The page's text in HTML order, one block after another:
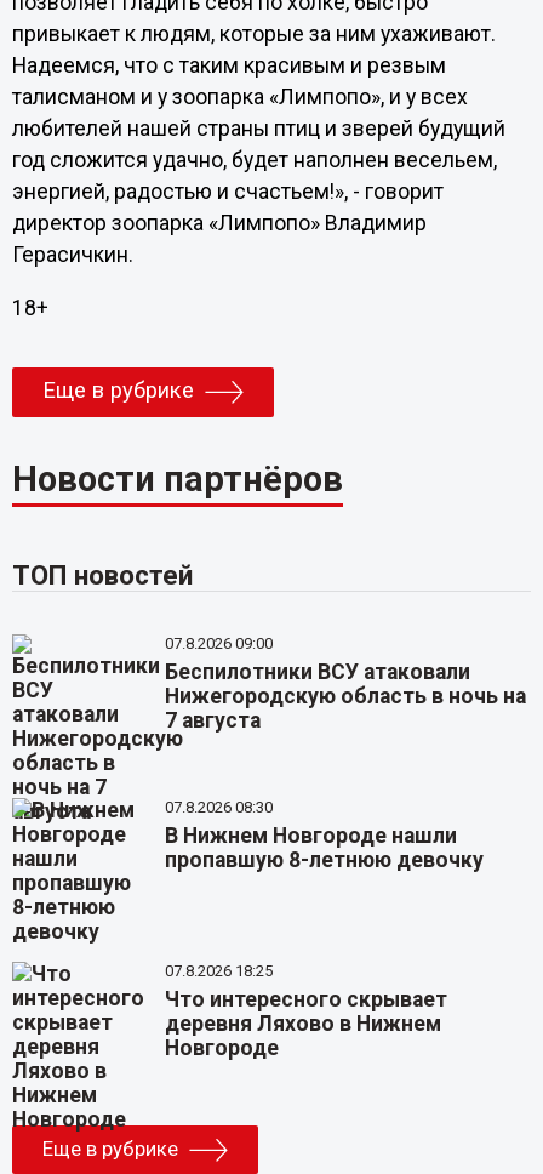
привыкает к людям, которые за ним ухаживают.
Надеемся, что с таким красивым и резвым
талисманом и у зоопарка «Лимпопо», и у всех
любителей нашей страны птиц и зверей будущий
год сложится удачно, будет наполнен весельем,
энергией, радостью и счастьем!», - говорит
директор зоопарка «Лимпопо» Владимир
Герасичкин.
18+
Еще в рубрике
Новости партнёров
ТОП новостей
07.8.2026 09:00
Беспилотники ВСУ атаковали
Нижегородскую область в ночь на
7 августа
07.8.2026 08:30
В Нижнем Новгороде нашли
пропавшую 8-летнюю девочку
07.8.2026 18:25
Что интересного скрывает
деревня Ляхово в Нижнем
Новгороде
Еще в рубрике